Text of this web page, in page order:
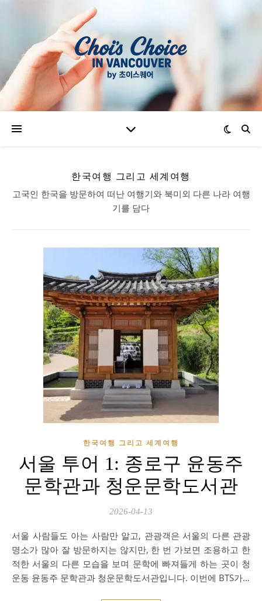
한국여행 그리고 세계여행
고국인 한국을 방문하여 떠난 여행기와 북미외 다른 나라 여행
기를 담다
한국여행 그리고 세계여행
서울 투어 1: 종로구 윤동주
문학관과 청운문학도서관
2026-04-13
서울 사람들도 아는 사람만 알고, 관광객은 서울의 다른 관광
명소가 많아 잘 방문하지는 않지만, 한 번 가보면 조용하고 한
적한 서울의 다른 모습을 보며 문학에 빠져들게 하는 곳이 청
운동 윤동주 문학관과 청운문학도서관입니다. 이번에 BTS가…